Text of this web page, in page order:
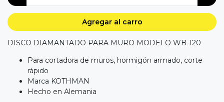
Agregar al carro
DISCO DIAMANTADO PARA MURO MODELO WB-120
Para cortadora de muros, hormigón armado, corte
rápido
Marca KOTHMAN
Hecho en Alemania